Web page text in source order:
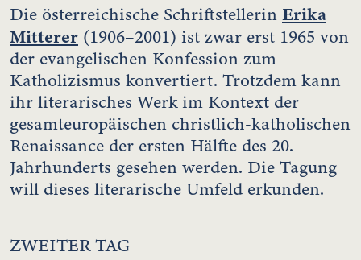
Die österreichische Schriftstellerin Erika
Mitterer (1906–2001) ist zwar erst 1965 von
der evangelischen Konfession zum
Katholizismus konvertiert. Trotzdem kann
ihr literarisches Werk im Kontext der
gesamteuropäischen christlich-katholischen
Renaissance der ersten Hälfte des 20.
Jahrhunderts gesehen werden. Die Tagung
will dieses literarische Umfeld erkunden.
ZWEITER TAG